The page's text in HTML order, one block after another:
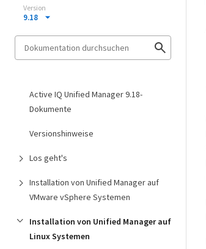
Version
9.18
Active IQ Unified Manager 9.18-
Dokumente
Versionshinweise
Los geht's
Installation von Unified Manager auf
VMware vSphere Systemen
Installation von Unified Manager auf
Linux Systemen